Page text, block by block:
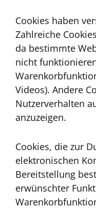
Cookies haben
Zahlreiche
da bestimmte
nicht
Videos). Andere
Nutzerverhalten
anzuzeigen.
Cookies, die zur
elektronischen
Bereitstellung
erwünschter